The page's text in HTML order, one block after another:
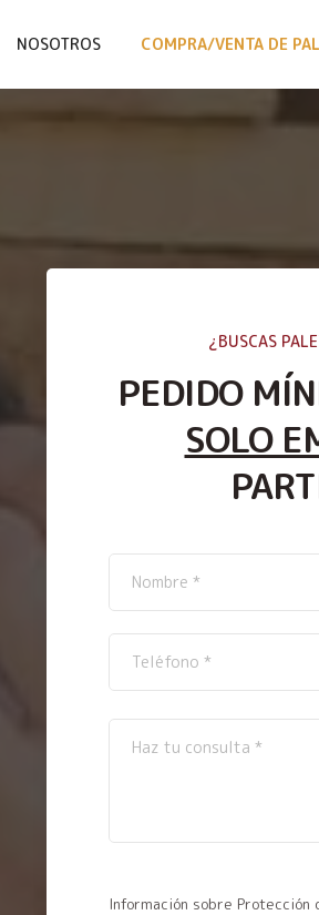
NOSOTROS COMPRA/VENTA DE
¿BUSCAS
PEDIDO
SOLO
Información sobre Protección